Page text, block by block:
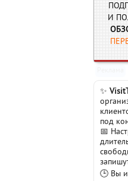
И
✨
под
📅
🕒 Вы